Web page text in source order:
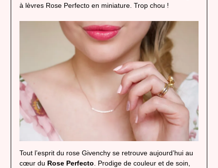
à lèvres Rose Perfecto en miniature. Trop chou !
Tout l’esprit du rose Givenchy se retrouve aujourd’hui au
cœur du Rose Perfecto. Prodige de couleur et de soin,